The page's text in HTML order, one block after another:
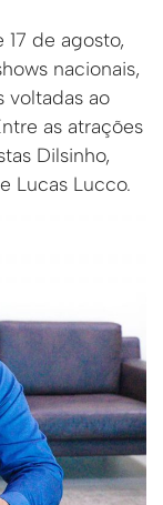
de agosto,
nacionais,
voltadas ao
as atrações
Dilsinho,
Lucas Lucco.